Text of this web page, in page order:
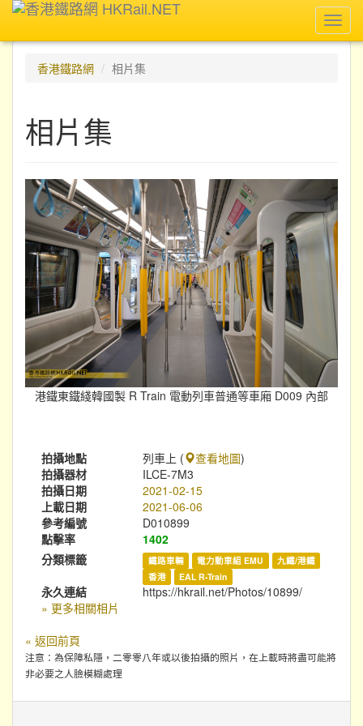
香港鐵路網
相片集
相片集
港鐵東鐵綫韓國製 R Train 電動列車普通等車廂 D009 內部
拍攝地點 列車上 ( 查看地圖)
拍攝器材
ILCE-7M3
拍攝日期
2021-02-15
上載日期
2021-06-06
參考編號
D010899
點擊率
1402
分類標籤
鐵路車輛 電力動車組 EMU
九鐵/港鐵
香港
EAL R-Train
永久連結
https://hkrail.net/Photos/10899/
» 更多相關相片
« 返回前頁
注意：為保障私隱，二零零八年或以後拍攝的照片，在上載時將盡可能將
非必要之人臉模糊處理